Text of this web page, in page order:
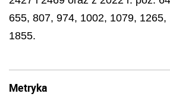
655, 807, 974, 1002, 1079, 1265,
1855.
Metryka